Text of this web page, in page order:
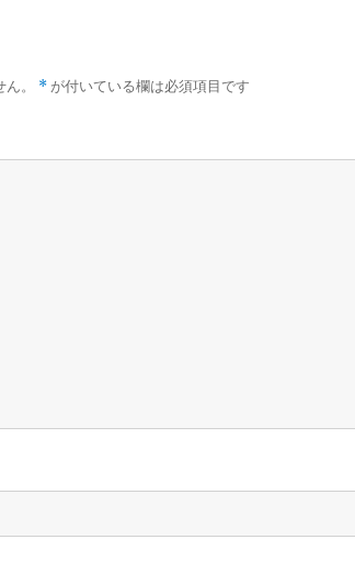
。 * が付いている欄は必須項目です